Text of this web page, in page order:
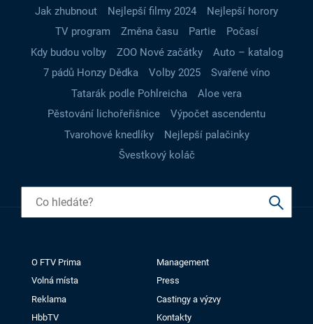
Jak zhubnout Nejlepší filmy 2024
Nejlepší horory
TV program
Změna času Partie
Počasí
Kdy budou volby
ZOO Nové začátky
Auto – katalog
7 pádů Honzy Dědka
Volby 2025
Svařené víno
Tatarák podle Pohlreicha
Aloe vera
Pěstování lichořeřišnice
Výpočet ascendentu
Tvarohové knedlíky
Nejlepší palačinky
Švestkový koláč
O FTV Prima
Management
Volná místa
Press
Reklama
Castingy a výzvy
HbbTV
Kontakty